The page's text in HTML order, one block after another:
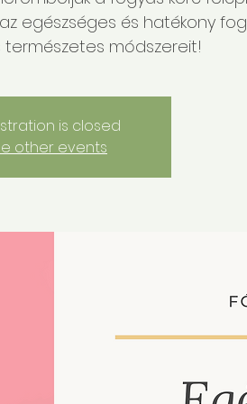
egészséges és hatékony
természetes módszereit!
is closed
other events